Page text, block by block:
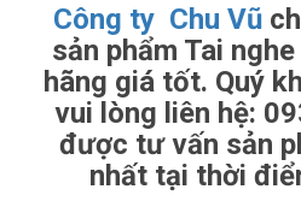
Công ty Chu Vũ
sản phẩm Tai
hãng giá tốt. Quý
vui lòng liên hệ:
được tư vấn sản
nhất tại thời